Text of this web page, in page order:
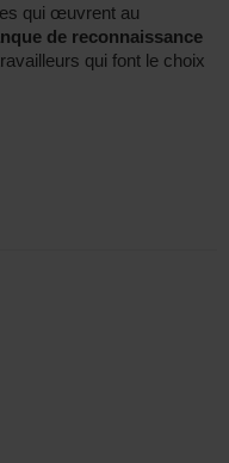
qui œuvrent au
de reconnaissance
qui font le choix